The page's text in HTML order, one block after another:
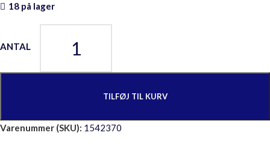
18 på lager
TILFØJ TIL KURV
Varenummer (SKU): 1542370